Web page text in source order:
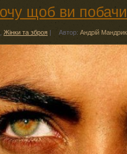
щоб ви
Жінки та зброя | Автор: Андрій